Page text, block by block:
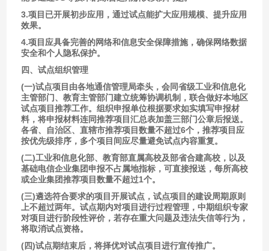
3.项目已开展初步应用，通过试点能扩大应用规模、提升应用
效果。
4.项目应具备完善的网络和信息安全保障措施，确保网络数据
安全和个人隐私保护。
四、试点组织管理
(一)试点项目由各地通信管理局牵头，会同省级工业和信息化
主管部门、教育主管部门建立统筹协调机制，联合做好本地区
试点项目推荐工作。组织申报单位根据要求如实填写申报材
料，将申报材料连同推荐项目汇总表加盖三部门公章后报送。
各省、自治区、直辖市推荐项目数量不超过6个，推荐项目应
按优先级排序，多个项目间应尽量避免试点内容重复。
(二)工业和信息化部、教育部直属高校及部省合建高校，以及
基础电信企业集团申报不占属地指标，可直接报送，每所高校
或企业集团推荐项目数量不超过1个。
(三)遴选符合要求的项目开展试点，试点项目的建设周期原则
上不超过两年。试点期内对项目进行过程管理，中期组织专家
对项目进行阶段性评价，若存在重大问题及违法失信等行为，
将取消试点资格。
(四)试点期结束后，将择优对试点项目进行宣传推广。